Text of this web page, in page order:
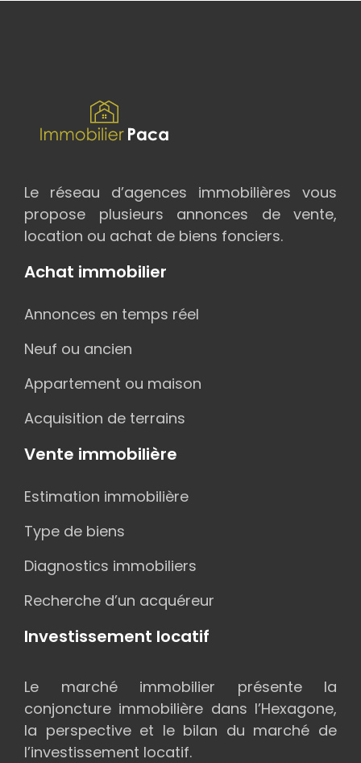
Le réseau d’agences immobilières vous
propose plusieurs annonces de vente,
location ou achat de biens fonciers.
Achat immobilier
Annonces en temps réel
Neuf ou ancien
Appartement ou maison
Acquisition de terrains
Vente immobilière
Estimation immobilière
Type de biens
Diagnostics immobiliers
Recherche d’un acquéreur
Investissement locatif
Le marché immobilier présente la
conjoncture immobilière dans l’Hexagone,
la perspective et le bilan du marché de
l’investissement locatif.